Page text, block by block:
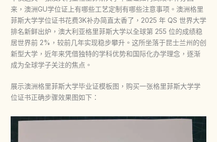
来，澳洲GU学位证上有哪些工艺定制有哪些注意事项。澳洲格里
菲斯大学学位证书花费3K补办简直太香了，2025 年 QS 世界大学
排名新鲜出炉，澳大利亚格里菲斯大学以全球第 255 位的成绩稳
居世界前 2%，较前几年实现稳步攀升。这所坐落于昆士兰州的创
新型大学，近年来凭借独特的学科优势和国际化办学理念，逐渐
成为全球学子关注的焦点。
展示澳洲格里菲斯大学毕业证模板图，购买一张格里菲斯大学学
位证书正确步骤效果图如下：